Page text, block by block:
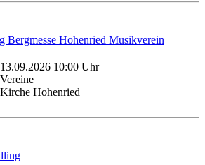
Bergmesse Hohenried Musikverein
13.09.2026 10:00 Uhr
Vereine
Kirche Hohenried